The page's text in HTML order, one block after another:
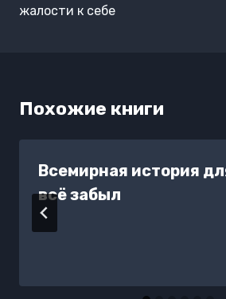
жалости к себе
Похожие книги
Всемирная история
всё забыл